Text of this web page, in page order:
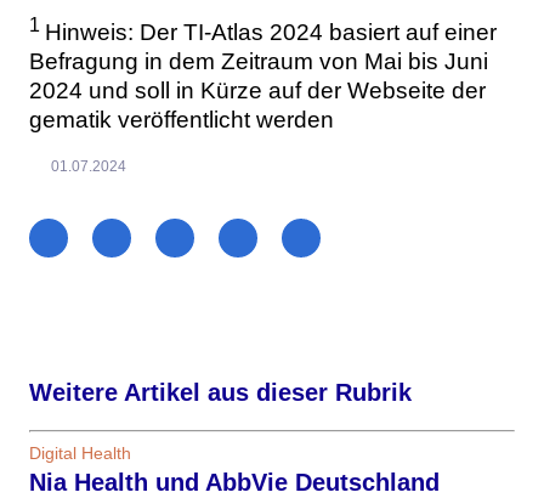
1 Hinweis: Der TI-Atlas 2024 basiert auf einer
Befragung in dem Zeitraum von Mai bis Juni
2024 und soll in Kürze auf der Webseite der
gematik veröffentlicht werden
01.07.2024
Weitere Artikel aus dieser Rubrik
Digital Health
Nia Health und AbbVie Deutschland